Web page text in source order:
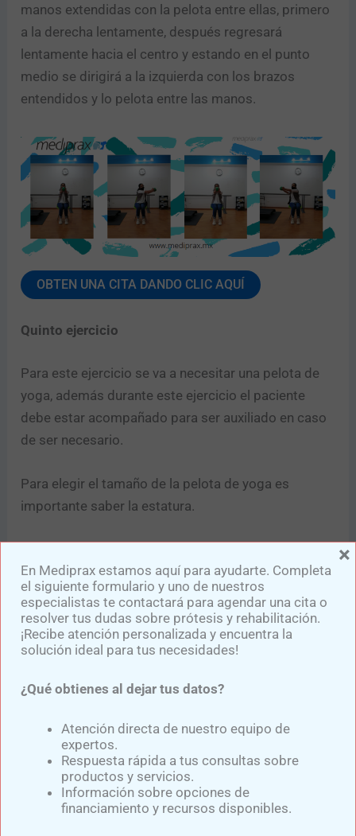
manos extendidas con la pelota entre ellas, primero
a la derecha lentamente, después regresará
lentamente hacia el centro y estando en el punto
medio se dirigirá a la izquierda con los brazos
entendidos y lo pelota entre las manos.
OBTEN UNA CITA DANDO CLIC AQUÍ
Quinto ejercicio
Para este ejercicio se va a necesitar una pelota de
yoga, además durante este ejercicio el paciente
debe estar acompañado para ser auxiliado en caso
de ser necesario.
Para elegir el tamaño de la pelota de yoga es
importante saber la estatura.
pelota de 45 cm.
Si mides de 1.55 cm a 1.70 cm, prueba con una
pelota de 55 cm.
Consigue una pelota de 65 cm si mides entre
que mida 75 cm.
Debes sentarte sobre la pelota, la pierna lateral a la
amputacióndebe estar bien posicionada al suelo, la
idea de este ejercicio es que te mantengas sentado
En Mediprax estamos aquí para ayudarte. Completa
el siguiente formulario y uno de nuestros
especialistas te contactará para agendar una cita o
resolver tus dudas sobre prótesis y rehabilitación.
¡Recibe atención personalizada y encuentra la
solución ideal para tus necesidades!
¿Qué obtienes al dejar tus datos?
Atención directa de nuestro equipo de
expertos.
Respuesta rápida a tus consultas sobre
productos y servicios.
Información sobre opciones de
financiamiento y recursos disponibles.
×